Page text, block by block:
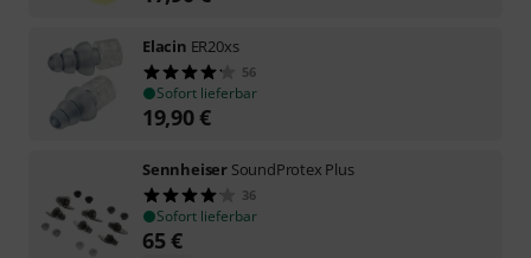
Elacin ER20xs
56
Sofort lieferbar
19,90€
Sennheiser SoundProtex Plus
36
Sofort lieferbar
65€